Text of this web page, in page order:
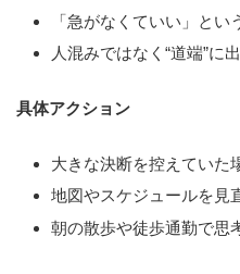
「急がなくていい」と
人混みではなく“道端”に
具体アクション
大きな決断を控えていた
地図やスケジュールを見
朝の散歩や徒歩通勤で思